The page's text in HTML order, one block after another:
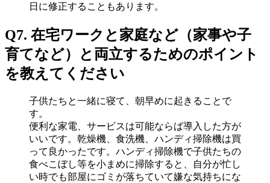
日に修正することもあります。
Q7. 在宅ワークと家庭など（家事や子
育てなど）と両立するためのポイント
を教えてください
子供たちと一緒に寝て、朝早めに起きることで
す。
便利な家電、サービスは可能ならば導入した方が
いいです。乾燥機、食洗機、ハンディ掃除機は買
って良かったです。ハンディ掃除機で子供たちの
食べこぼし等を小まめに掃除すると、自分が忙し
い時でも部屋にゴミが落ちていて嫌な気持ちにな